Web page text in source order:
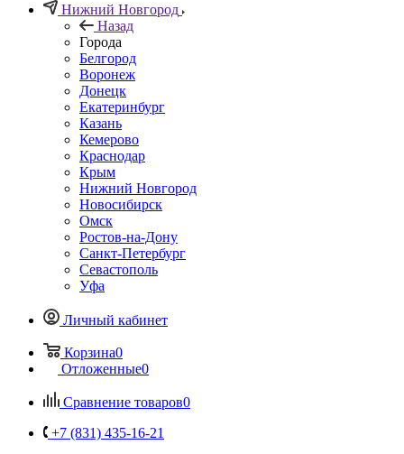
Нижний Новгород
Назад
Города
Белгород
Воронеж
Донецк
Екатеринбург
Казань
Кемерово
Краснодар
Крым
Нижний Новгород
Новосибирск
Омск
Ростов-на-Дону
Санкт-Петербург
Севастополь
Уфа
Личный кабинет
Корзина0
Отложенные0
Сравнение товаров0
+7 (831) 435-16-21